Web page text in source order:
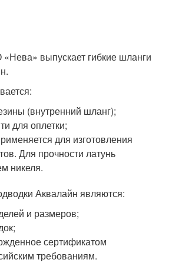
выпускает гибкие шланги
(внутренний шланг);
для оплетки;
для изготовления
Для прочности латунь
никеля.
Аквалайн являются:
и размеров;
сертификатом
требованиям.